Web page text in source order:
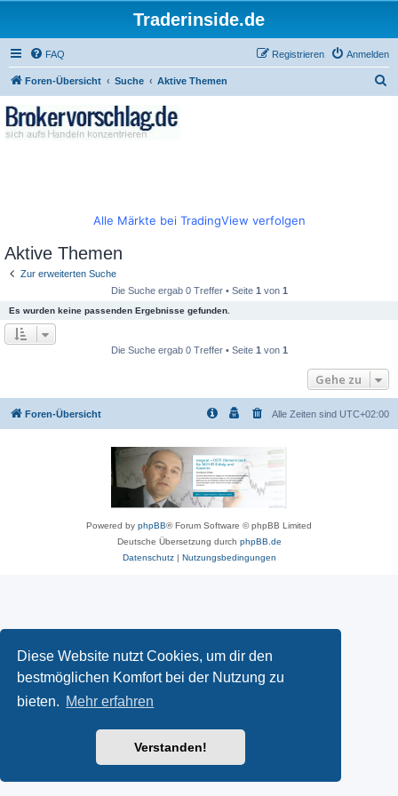
Diese Website nutzt Cookies, um dir den
bestmöglichen Komfort bei der Nutzung zu
bieten. Mehr erfahren
Verstanden!
Traderinside.de
FAQ Anmelden
Registrieren
Foren-Übersicht Suche Aktive Themen
Alle Märkte bei TradingView verfolgen
Aktive Themen
Zur erweiterten Suche
Die Suche ergab 0 Treffer • Seite 1 von 1
Es wurden keine passenden Ergebnisse gefunden.
Die Suche ergab 0 Treffer • Seite 1 von 1
Gehe zu
Foren-Übersicht Alle Zeiten sind UTC+02:00
Powered by phpBB® Forum Software © phpBB Limited
Deutsche Übersetzung durch phpBB.de
Datenschutz| Nutzungsbedingungen